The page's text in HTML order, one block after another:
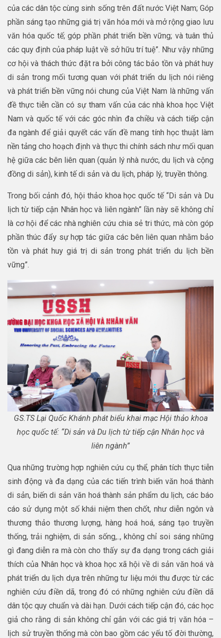
của các dân tộc cùng sinh sống trên đất nước Việt Nam; Góp
phần sáng tạo những giá trị văn hóa mới và mở rộng giao lưu
văn hóa quốc tế; góp phần phát triển bền vững; và tuân thủ
các quy định của pháp luật về sở hữu trí tuệ”. Như vậy những
cơ hội và thách thức đặt ra bởi công tác bảo tồn và phát huy
di sản trong mối tương quan với phát triển du lịch nói riêng
và phát triển bền vững nói chung của Việt Nam là những vấn
đề thực tiễn cần có sự tham vấn của các nhà khoa học Việt
Nam và quốc tế với các góc nhìn đa chiều và cách tiếp cận
đa ngành để giải quyết các vấn đề mang tính học thuật làm
nền tảng cho hoạch định và thực thi chính sách như mối quan
hệ giữa các bên liên quan (quản lý nhà nước, du lịch và cộng
đồng di sản), kinh tế di sản và du lịch, pháp lý, truyền thông.
Trong bối cảnh đó, hội thảo khoa học quốc tế “Di sản và Du
lịch từ tiếp cận Nhân học và liên ngành” lần này sẽ không chỉ
là cơ hội để các nhà nghiên cứu chia sẻ tri thức, mà còn góp
phần thúc đẩy sự hợp tác giữa các bên liên quan nhằm bảo
tồn và phát huy giá trị di sản trong phát triển du lịch bền
vững”.
GS.TS Lại Quốc Khánh phát biểu khai mạc Hội thảo khoa
học quốc tế: “Di sản và Du lịch từ tiếp cận Nhân học và
liên ngành”
Qua những trường hợp nghiên cứu cụ thể, phân tích thực tiễn
sinh động và đa dạng của các tiến trình biến văn hoá thành
di sản, biến di sản văn hoá thành sản phẩm du lịch, các báo
cáo sử dụng một số khái niệm then chốt, như diễn ngôn và
thương thảo thương lượng, hàng hoá hoá, sáng tạo truyền
thống, trải nghiệm, di sản sống,.., không chỉ soi sáng những
gì đang diễn ra mà còn cho thấy sự đa dạng trong cách giải
thích của Nhân học và khoa học xã hội về di sản văn hoá và
phát triển du lịch dựa trên những tư liệu mới thu được từ các
nghiên cứu điền dã, trong đó có những nghiên cứu điền dã
dân tộc quy chuẩn và dài hạn. Dưới cách tiếp cận đó, các học
giả cho rằng di sản không chỉ gắn với các giá trị văn hóa –
lịch sử truyền thống mà còn bao gồm các yếu tố đời thường,